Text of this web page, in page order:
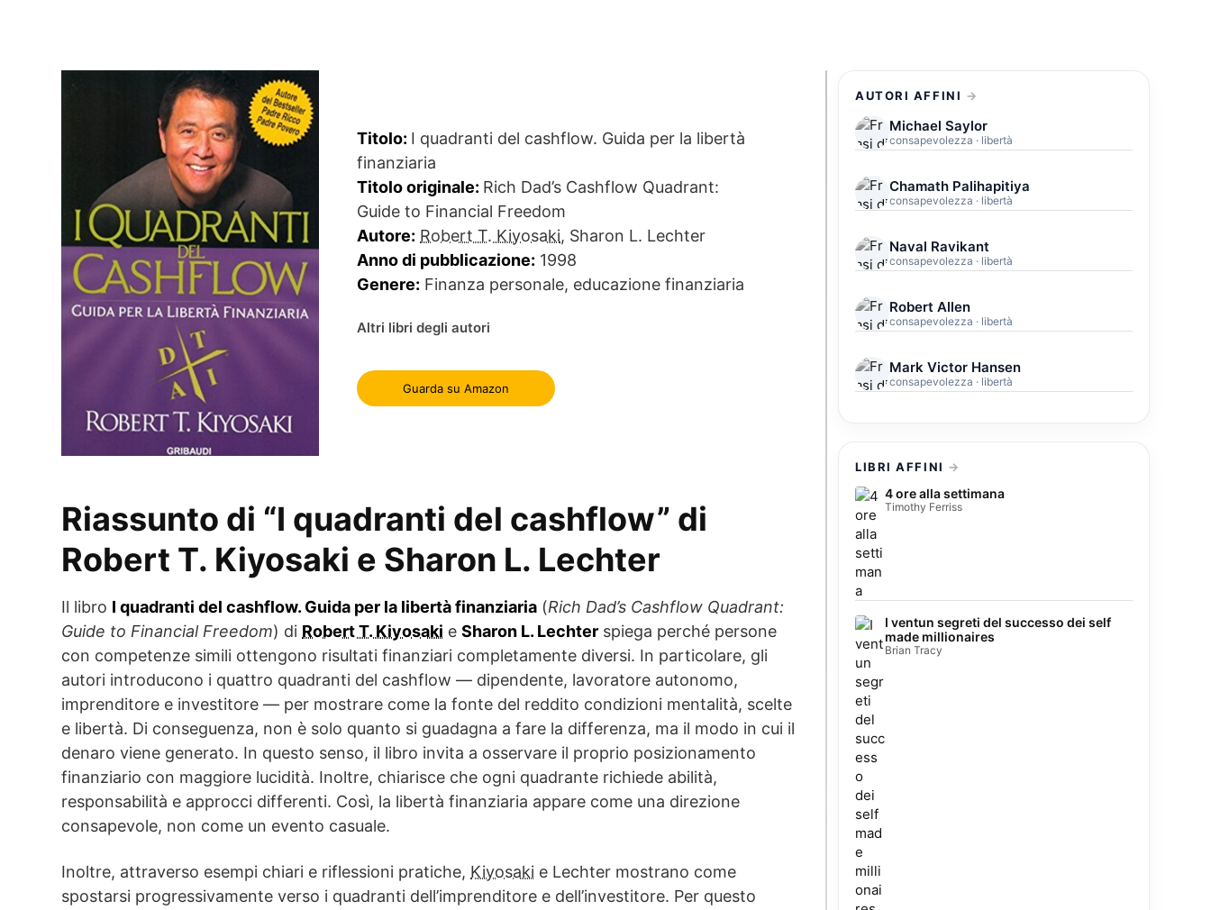
Titolo: I quadranti del cashflow. Guida per la libertà
finanziaria
Titolo originale: Rich Dad’s Cashflow Quadrant:
Guide to Financial Freedom
Autore: Robert T. Kiyosaki, Sharon L. Lechter
Anno di pubblicazione: 1998
Genere: Finanza personale, educazione finanziaria
Altri libri degli autori
Guarda su Amazon
Riassunto di “I quadranti del cashflow” di
Robert T. Kiyosaki e Sharon L. Lechter
Il libro I quadranti del cashflow. Guida per la libertà finanziaria (Rich Dad’s Cashflow Quadrant:
Guide to Financial Freedom) di Robert T. Kiyosaki e Sharon L. Lechter spiega perché persone
con competenze simili ottengono risultati finanziari completamente diversi. In particolare, gli
autori introducono i quattro quadranti del cashflow — dipendente, lavoratore autonomo,
imprenditore e investitore — per mostrare come la fonte del reddito condizioni mentalità, scelte
e libertà. Di conseguenza, non è solo quanto si guadagna a fare la differenza, ma il modo in cui il
denaro viene generato. In questo senso, il libro invita a osservare il proprio posizionamento
finanziario con maggiore lucidità. Inoltre, chiarisce che ogni quadrante richiede abilità,
responsabilità e approcci differenti. Così, la libertà finanziaria appare come una direzione
consapevole, non come un evento casuale.
Inoltre, attraverso esempi chiari e riflessioni pratiche, Kiyosaki e Lechter mostrano come
spostarsi progressivamente verso i quadranti dell’imprenditore e dell’investitore. Per questo
AUTORI AFFINI
Michael Saylor
consapevolezza · libertà
Chamath Palihapitiya
consapevolezza · libertà
Naval Ravikant
consapevolezza · libertà
Robert Allen
consapevolezza · libertà
Mark Victor Hansen
consapevolezza · libertà
LIBRI AFFINI
4 ore alla settimana
Timothy Ferriss
I ventun segreti del successo dei self
made millionaires
Brian Tracy